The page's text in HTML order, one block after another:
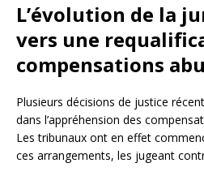
L’évolution de la
vers une
compensations
Plusieurs décisions de justice
dans l’appréhension des
Les tribunaux ont en effet
ces arrangements, les jugeant